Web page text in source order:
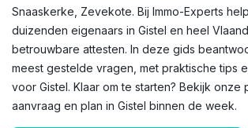
Snaaskerke, Zevekote. Bij Immo-Experts
duizenden eigenaars in Gistel en heel
betrouwbare attesten. In deze gids
meest gestelde vragen, met praktische tips
voor Gistel. Klaar om te starten? Bekijk onze
aanvraag en plan in Gistel binnen de week.